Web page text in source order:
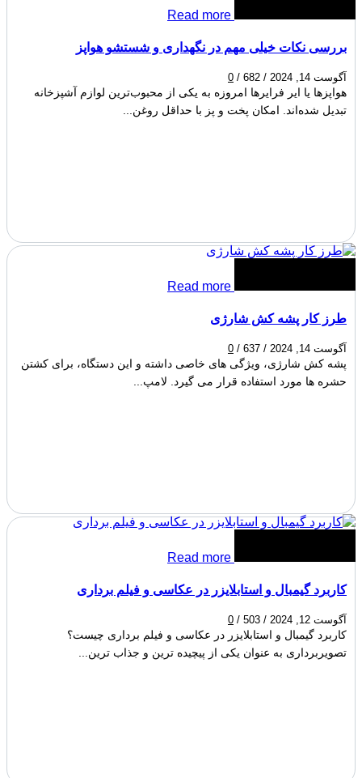
Read more
بررسی نکات خیلی مهم در نگهداری و شستشو هواپز
آگوست 14, 2024 /
682
/
0
هواپزها یا ایر فرایرها امروزه به یکی از محبوب‌ترین لوازم آشپزخانه
تبدیل شده‌اند. امکان پخت و پز با حداقل روغن...
Read more
طرز کار پشه کش شارژی
آگوست 14, 2024 /
637
/
0
پشه کش شارژی، ویژگی های خاصی داشته و این دستگاه، برای کشتن
حشره ها مورد استفاده قرار می گیرد. لامپ...
Read more
کاربرد گیمبال و استابلایزر در عکاسی و فیلم برداری
آگوست 12, 2024 /
503
/
0
کاربرد گیمبال و استابلایزر در عکاسی و فیلم برداری چیست؟
تصویربرداری به عنوان یکی از پیچیده ترین و جذاب ترین...